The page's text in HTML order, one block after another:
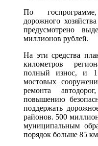
По
дорожного
предусмотрено
миллионов рублей.
На эти средства
километров
полный износ, и
мостовых
ремонта
повышению
поддержать
районов. 500
муниципальным
порядок больше 85 км